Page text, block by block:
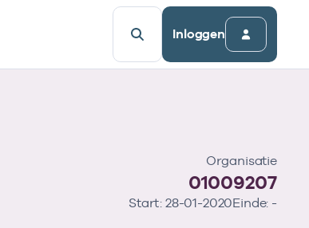
Inloggen
Organisatie
01009207
Start: 28-01-2020Einde: -